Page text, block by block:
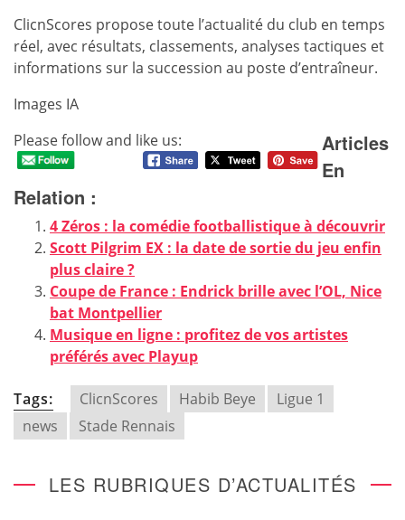
ClicnScores propose toute l’actualité du club en temps
réel, avec résultats, classements, analyses tactiques et
informations sur la succession au poste d’entraîneur.
Images IA
Please follow and like us:
Articles
En
Relation :
4 Zéros : la comédie footballistique à découvrir
Scott Pilgrim EX : la date de sortie du jeu enfin
plus claire ?
Coupe de France : Endrick brille avec l’OL, Nice
bat Montpellier
Musique en ligne : profitez de vos artistes
préférés avec Playup
Tags: ClicnScores Habib Beye
Ligue 1
news
Stade Rennais
LES RUBRIQUES D’ACTUALITÉS